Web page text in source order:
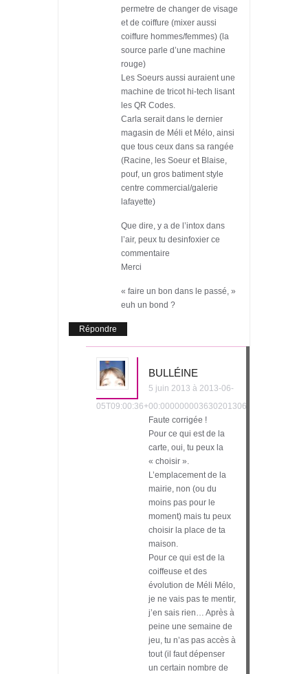
permetre de changer de visage
et de coiffure (mixer aussi
coiffure hommes/femmes) (la
source parle d’une machine
rouge)
Les Soeurs aussi auraient une
machine de tricot hi-tech lisant
les QR Codes.
Carla serait dans le dernier
magasin de Méli et Mélo, ainsi
que tous ceux dans sa rangée
(Racine, les Soeur et Blaise,
pouf, un gros batiment style
centre commercial/galerie
lafayette)
Que dire, y a de l’intox dans
l’air, peux tu desinfoxier ce
commentaire
Merci
« faire un bon dans le passé, »
euh un bond ?
Répondre
BULLÉINE
5 juin 2013 à 2013-06-
05T09:00:36+00:000000003630201306
Faute corrigée !
Pour ce qui est de la
carte, oui, tu peux la
« choisir ».
L’emplacement de la
mairie, non (ou du
moins pas pour le
moment) mais tu peux
choisir la place de ta
maison.
Pour ce qui est de la
coiffeuse et des
évolution de Méli Mélo,
je ne vais pas te mentir,
j’en sais rien… Après à
peine une semaine de
jeu, tu n’as pas accès à
tout (il faut dépenser
un certain nombre de